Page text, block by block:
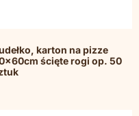
karton na pizze
ścięte rogi op. 50